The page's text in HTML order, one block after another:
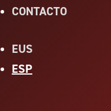
CONTACTO
EUS
ESP